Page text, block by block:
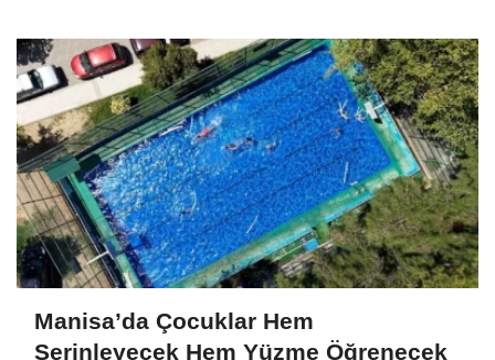
Manisa’da Çocuklar Hem
Serinleyecek Hem Yüzme Öğrenecek